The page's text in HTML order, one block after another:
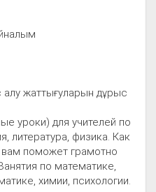
жаттығуларын дұрыс
уроки) для учителей по
литература, физика. Как
поможет грамотно
по математике,
химии, психологии.